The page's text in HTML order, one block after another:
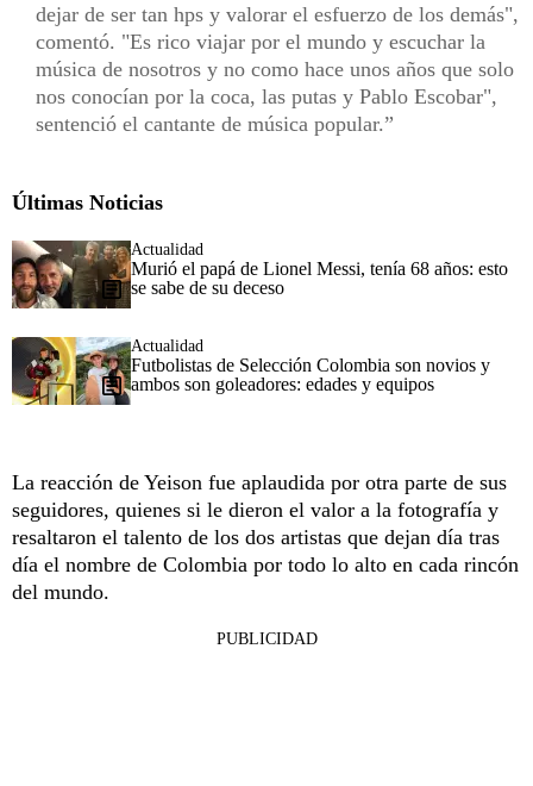
dejar de ser tan hps y valorar el esfuerzo de los demás",
comentó. "Es rico viajar por el mundo y escuchar la
música de nosotros y no como hace unos años que solo
nos conocían por la coca, las putas y Pablo Escobar",
sentenció el cantante de música popular.
Últimas Noticias
Actualidad
Murió el papá de Lionel Messi, tenía 68 años: esto
se sabe de su deceso
Actualidad
Futbolistas de Selección Colombia son novios y
ambos son goleadores: edades y equipos
La reacción de Yeison fue aplaudida por otra parte de sus
seguidores, quienes si le dieron el valor a la fotografía y
resaltaron el talento de los dos artistas que dejan día tras
día el nombre de Colombia por todo lo alto en cada rincón
del mundo.
PUBLICIDAD